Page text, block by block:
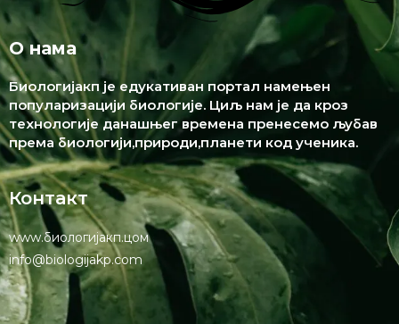
О нама
Биологијакп је едукативан портал намењен
популаризацији биологије. Циљ нам је да кроз
технологије данашњег времена пренесемо љубав
према биологији,природи,планети код ученика.
Контакт
www.биологијакп.цом
info@biologijakp.com